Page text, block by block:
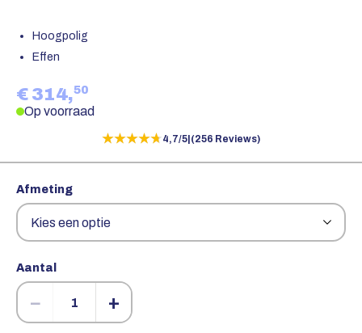
Hoogpolig
Effen
€ 314,50
Op voorraad
★★★★★
★★★★★4,7/5 (256 Reviews)
Afmeting
Aantal
− +